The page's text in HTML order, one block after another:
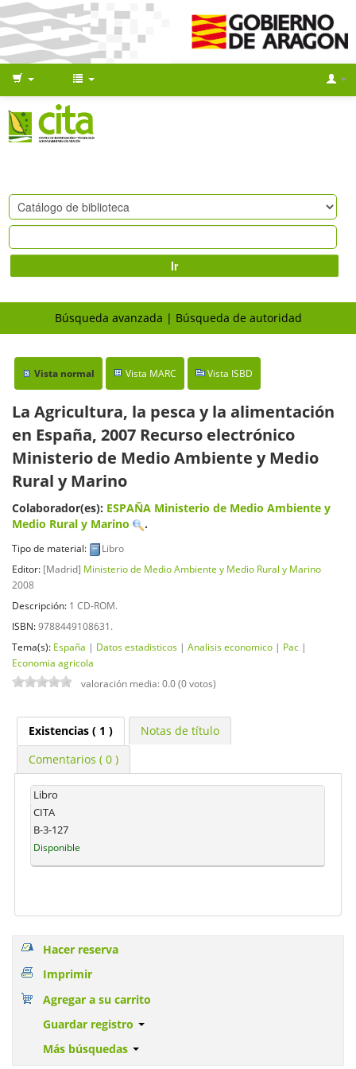
Ir
Búsqueda avanzada Búsqueda de autoridad
Vista normal Vista MARC Vista ISBD
La Agricultura, la pesca y la alimentación
en España, 2007 Recurso electrónico
Ministerio de Medio Ambiente y Medio
Rural y Marino
Colaborador(es): ESPAÑA Ministerio de Medio Ambiente y
Medio Rural y Marino
.
Tipo de material:
Libro
Editor: [Madrid] Ministerio de Medio Ambiente y Medio Rural y Marino
2008
Descripción: 1 CD-ROM.
ISBN:9788449108631.
Tema(s): España | Datos estadisticos | Analisis economico | Pac |
Economia agricola
valoración media: 0.0 (0 votos)
Existencias( 1 )
Notas de título
Comentarios ( 0 )
Libro
CITA
B-3-127
Disponible
Hacer reserva
Imprimir
Agregar a su carrito
Guardar registro
Más búsquedas